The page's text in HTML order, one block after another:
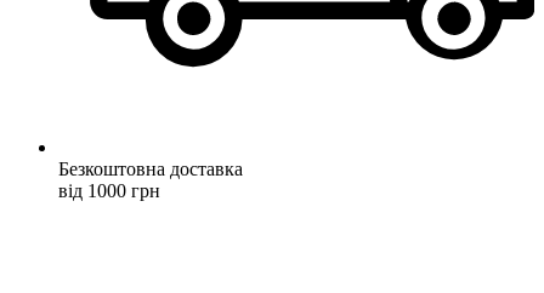
Безкоштовна доставка
від 1000 грн